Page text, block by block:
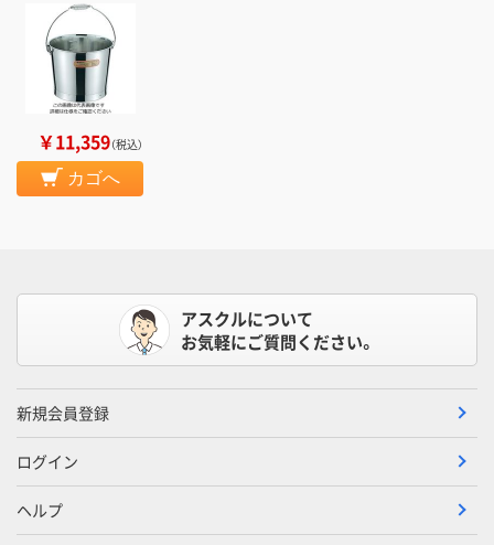
￥11,359（税込）
カゴへ
アスクルについて
お気軽にご質問ください。
新規会員登録
ログイン
ヘルプ